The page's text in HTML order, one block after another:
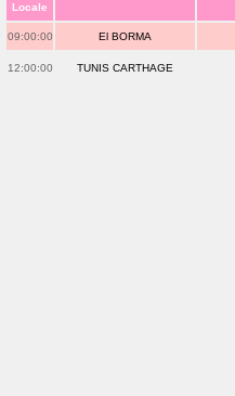
Locale
09:00:00 El BORMA
12:00:00 TUNIS CARTHAGE